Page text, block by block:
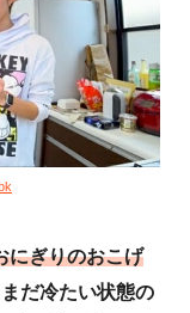
にぎりのおこげ
まだ冷たい状態の